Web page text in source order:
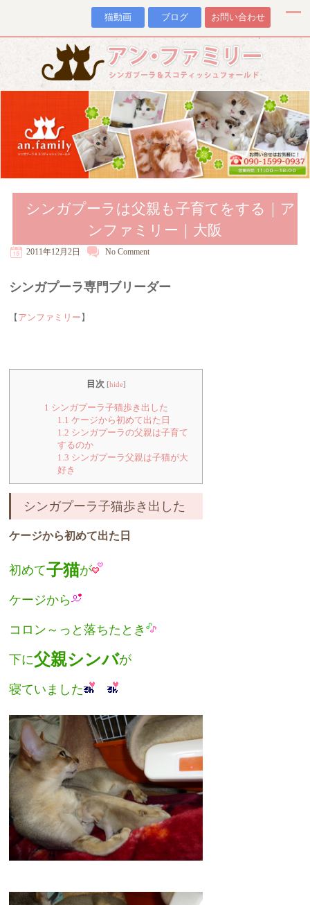
猫動画 ブログ お問い合わせ
シンガプーラは父親も子育てをする｜ア
ンファミリー｜大阪
2011年12月2日 No Comment
シンガプーラ専門ブリーダー
【 アンファミリー 】
目次 [hide]
1 シンガプーラ子猫歩き出した
1.1 ケージから初めて出た日
1.2 シンガプーラの父親は子育て
するのか
1.3 シンガプーラ父親は子猫が大
好き
シンガプーラ子猫歩き出した
ケージから初めて出た日
初めて子猫が
ケージから
コロン～っと落ちたとき
下に父親シンバが
寝ていました